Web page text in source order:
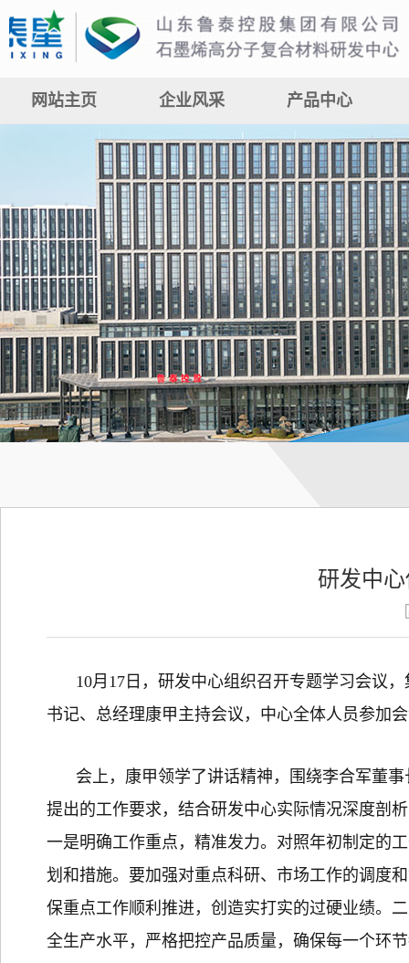
网站主页 企业风采 产品中心
研发中
10月17日，研发中心组织召开专题学习会议
书记、总经理康甲主持会议，中心全体人员参加
会上，康甲领学了讲话精神，围绕李合军董
提出的工作要求，结合研发中心实际情况深度剖
一是明确工作重点，精准发力。对照年初制定的
划和措施。要加强对重点科研、市场工作的调度
保重点工作顺利推进，创造实打实的过硬业绩。
全生产水平，严格把控产品质量，确保每一个环